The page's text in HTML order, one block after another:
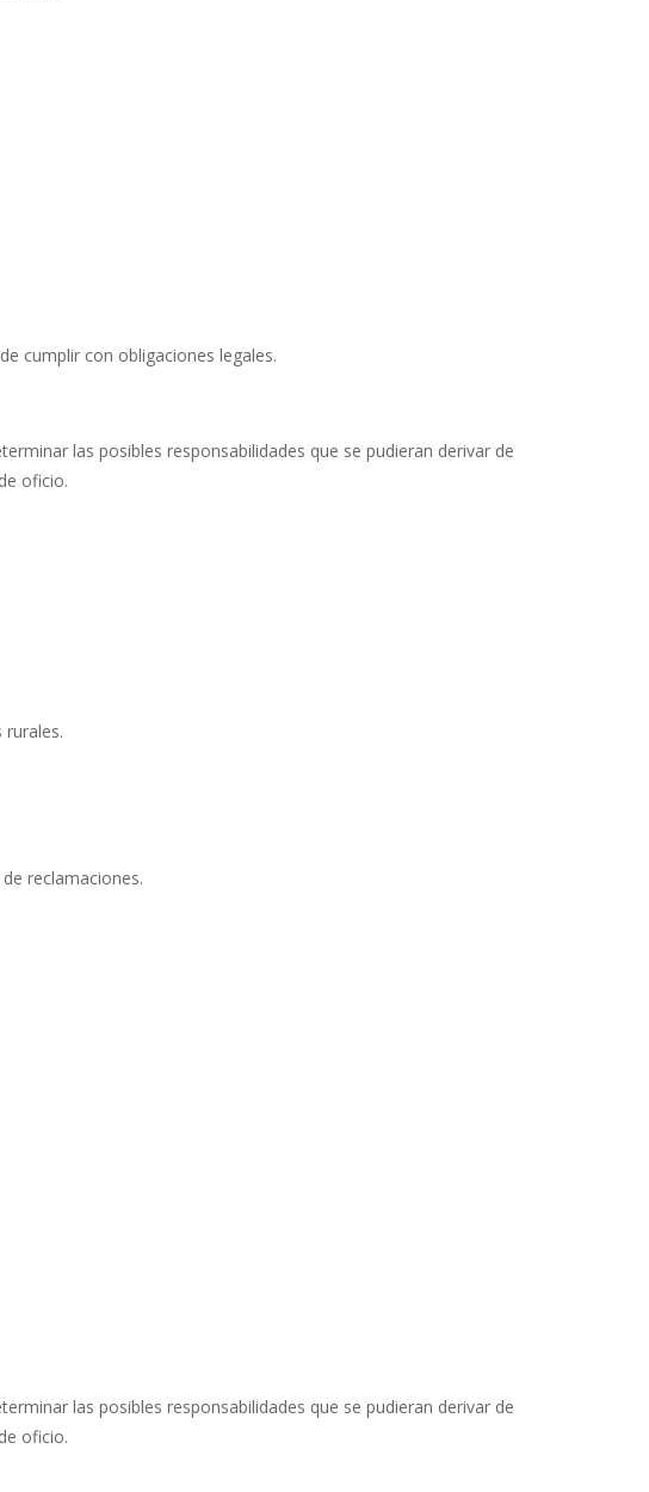
cumplir con obligaciones legales.
las posibles responsabilidades que se pudieran derivar de
oficio.
reclamaciones.
las posibles responsabilidades que se pudieran derivar de
oficio.